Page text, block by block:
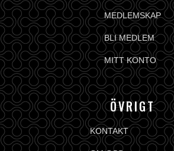
MEDLEMSKAP
BLI MEDLEM
MITT KONTO
ÖVRIGT
KONTAKT